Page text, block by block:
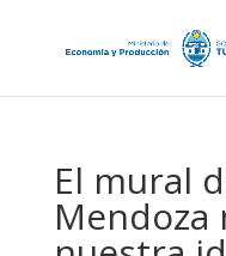
El mural
Mendoza